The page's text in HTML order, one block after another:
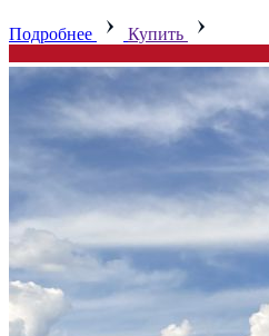
Подробнее Купить